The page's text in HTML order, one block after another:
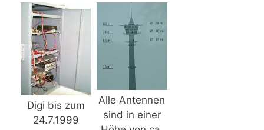
Digi bis zum
24.7.1999
Alle Antennen
sind in einer